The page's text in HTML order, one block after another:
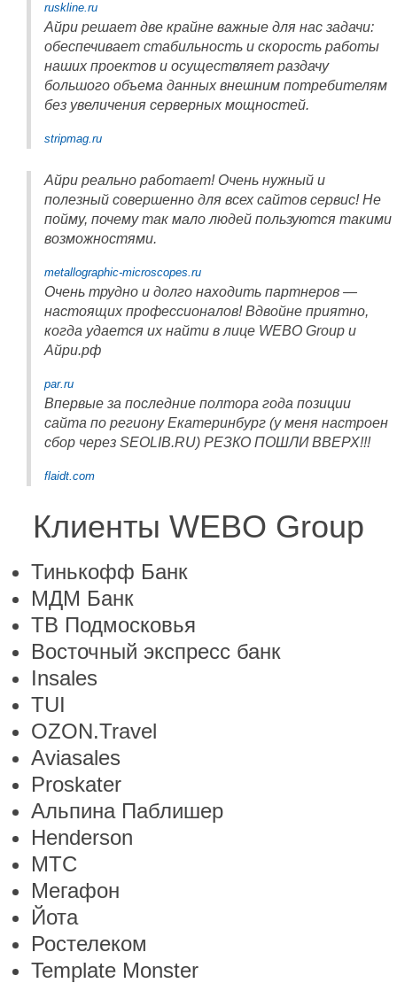
ruskline.ru
Айри решает две крайне важные для нас задачи:
обеспечивает стабильность и скорость работы
наших проектов и осуществляет раздачу
большого объема данных внешним потребителям
без увеличения серверных мощностей.
stripmag.ru
Айри реально работает! Очень нужный и
полезный совершенно для всех сайтов сервис! Не
пойму, почему так мало людей пользуются такими
возможностями.
metallographic-microscopes.ru
Очень трудно и долго находить партнеров —
настоящих профессионалов! Вдвойне приятно,
когда удается их найти в лице WEBO Group и
Айри.рф
par.ru
Впервые за последние полтора года позиции
сайта по региону Екатеринбург (у меня настроен
сбор через SEOLIB.RU) РЕЗКО ПОШЛИ ВВЕРХ!!!
flaidt.com
Клиенты WEBO Group
Тинькофф Банк
МДМ Банк
ТВ Подмосковья
Восточный экспресс банк
Insales
TUI
OZON.Travel
Aviasales
Proskater
Альпина Паблишер
Henderson
МТС
Мегафон
Йота
Ростелеком
Template Monster